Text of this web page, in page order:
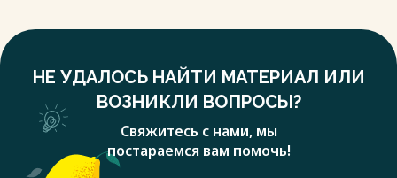
НЕ УДАЛОСЬ НАЙТИ МАТЕРИАЛ ИЛИ
ВОЗНИКЛИ ВОПРОСЫ?
Свяжитесь с нами, мы
постараемся вам помочь!